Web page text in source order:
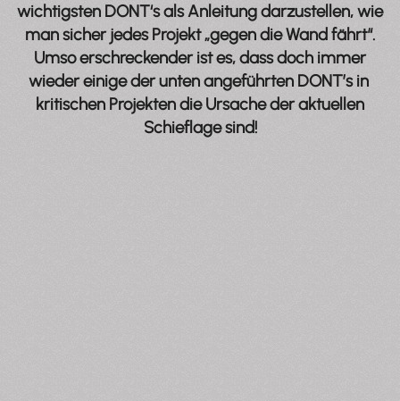
wichtigsten DONT‘s als Anleitung darzustellen, wie
man sicher jedes Projekt „gegen die Wand fährt“.
Umso erschreckender ist es, dass doch immer
wieder einige der unten angeführten DONT’s in
kritischen Projekten die Ursache der aktuellen
Schieflage sind!